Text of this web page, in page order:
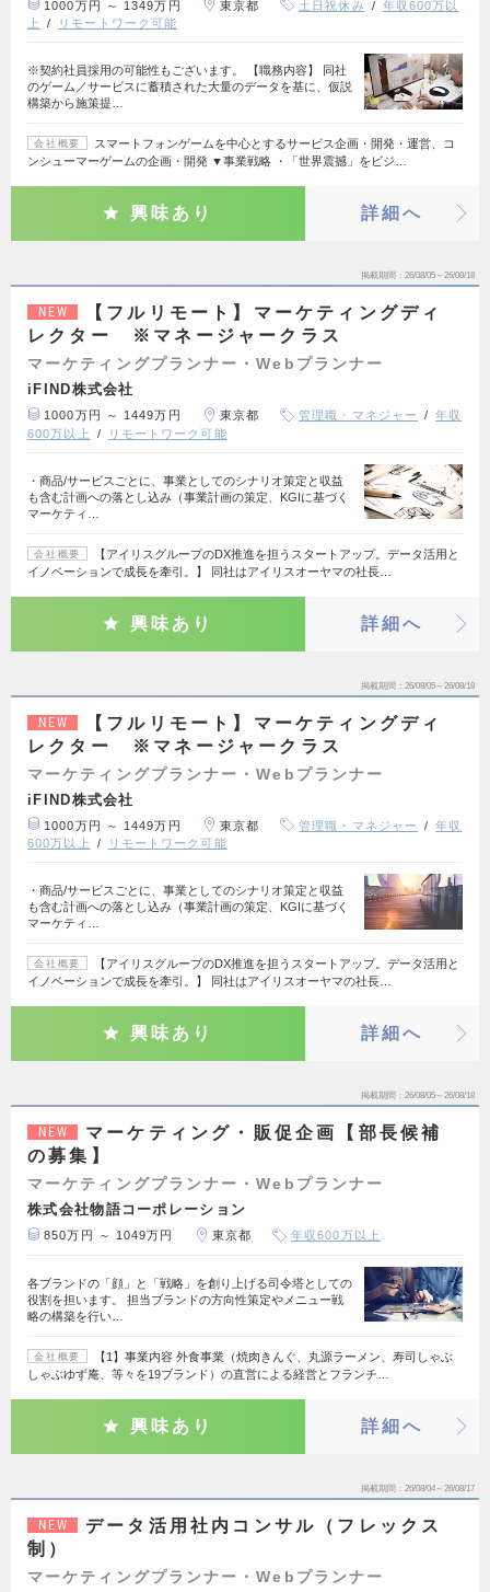
1000万円 ～ 1349万円 東京都 土日祝休み
年収600万以
上
リモートワーク可能
※契約社員採用の可能性もございます。 【職務内容】 同社
のゲーム／サービスに蓄積された大量のデータを基に、仮説
構築から施策提…
会社概要
スマートフォンゲームを中心とするサービス企画・開発・運営、コ
ンシューマーゲームの企画・開発 ▼事業戦略 ・「世界震撼」をビジ…
興味あり 詳細へ
掲載期間 26/08/05～26/08/18
NEW
【フルリモート】マーケティングディ
レクター ※マネージャークラス
マーケティングプランナー・Webプランナー
iFIND株式会社
1000万円 ～ 1449万円 東京都 管理職・マネジャー
年収
600万以上
リモートワーク可能
・商品/サービスごとに、事業としてのシナリオ策定と収益
も含む計画への落とし込み（事業計画の策定、KGIに基づく
マーケティ…
会社概要
【アイリスグループのDX推進を担うスタートアップ。データ活用と
イノベーションで成長を牽引。】 同社はアイリスオーヤマの社長…
興味あり 詳細へ
掲載期間 26/08/05～26/08/18
NEW
【フルリモート】マーケティングディ
レクター ※マネージャークラス
マーケティングプランナー・Webプランナー
iFIND株式会社
1000万円 ～ 1449万円 東京都 管理職・マネジャー
年収
600万以上
リモートワーク可能
・商品/サービスごとに、事業としてのシナリオ策定と収益
も含む計画への落とし込み（事業計画の策定、KGIに基づく
マーケティ…
会社概要
【アイリスグループのDX推進を担うスタートアップ。データ活用と
イノベーションで成長を牽引。】 同社はアイリスオーヤマの社長…
興味あり 詳細へ
掲載期間 26/08/05～26/08/18
NEW
マーケティング・販促企画【部長候補
の募集】
マーケティングプランナー・Webプランナー
株式会社物語コーポレーション
850万円 ～ 1049万円 東京都 年収600万以上
各ブランドの「顔」と「戦略」を創り上げる司令塔としての
役割を担います。 担当ブランドの方向性策定やメニュー戦
略の構築を行い…
会社概要
【1】事業内容 外食事業（焼肉きんぐ、丸源ラーメン、寿司しゃぶ
しゃぶゆず庵、等々を19ブランド）の直営による経営とフランチ…
興味あり 詳細へ
掲載期間 26/08/04～26/08/17
NEW
データ活用社内コンサル（フレックス
制）
マーケティングプランナー・Webプランナー